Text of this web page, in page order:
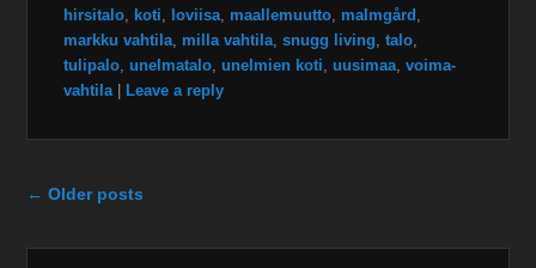
hirsitalo
koti loviisa maallemuutto malmgård
markku vahtila milla vahtila ,snugg living ,talo
tulipalo ,unelmatalo ,unelmien koti ,uusimaa ,voima-
vahtila
Leave a reply
Post navigation
← Older posts